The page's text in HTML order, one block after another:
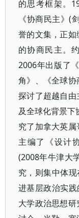
的思考框架。
《协商民主》(
誉的文集，正
的协商民主。
2006年出版了
角》、《全球
探讨了超越自
及全球化背景下
究了加拿大英
主编了《设计
(2008年牛津大
究，则集中体
进基层政治实
大学政治思想